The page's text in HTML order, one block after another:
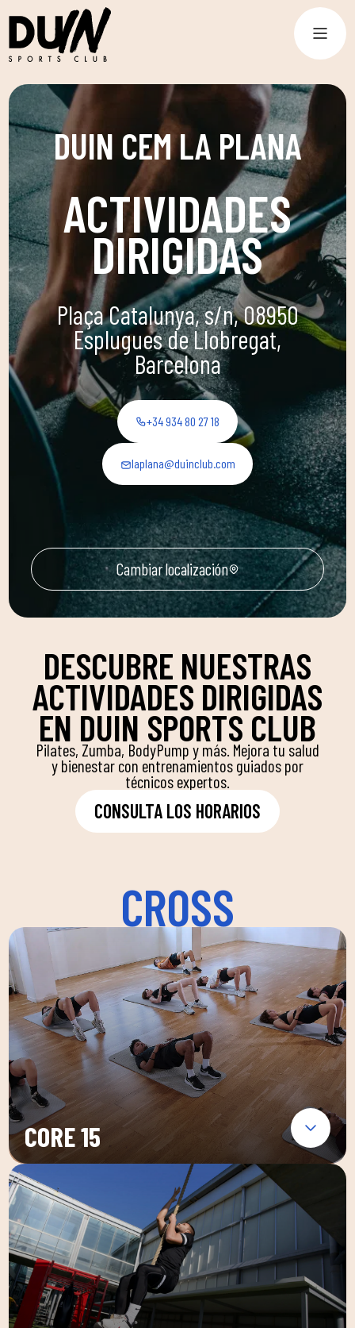
DUIN CEM LA PLANA
ACTIVIDADES
DIRIGIDAS
Plaça Catalunya, s/n, 08950
Esplugues de Llobregat,
Barcelona
+34 934 80 27 18
laplana@duinclub.com
Cambiar localización
DESCUBRE NUESTRAS
ACTIVIDADES DIRIGIDAS
EN DUIN SPORTS CLUB
Pilates, Zumba, BodyPump y más. Mejora tu salud
y bienestar con entrenamientos guiados por
técnicos expertos.
CONSULTA LOS HORARIOS
CROSS
CORE 15